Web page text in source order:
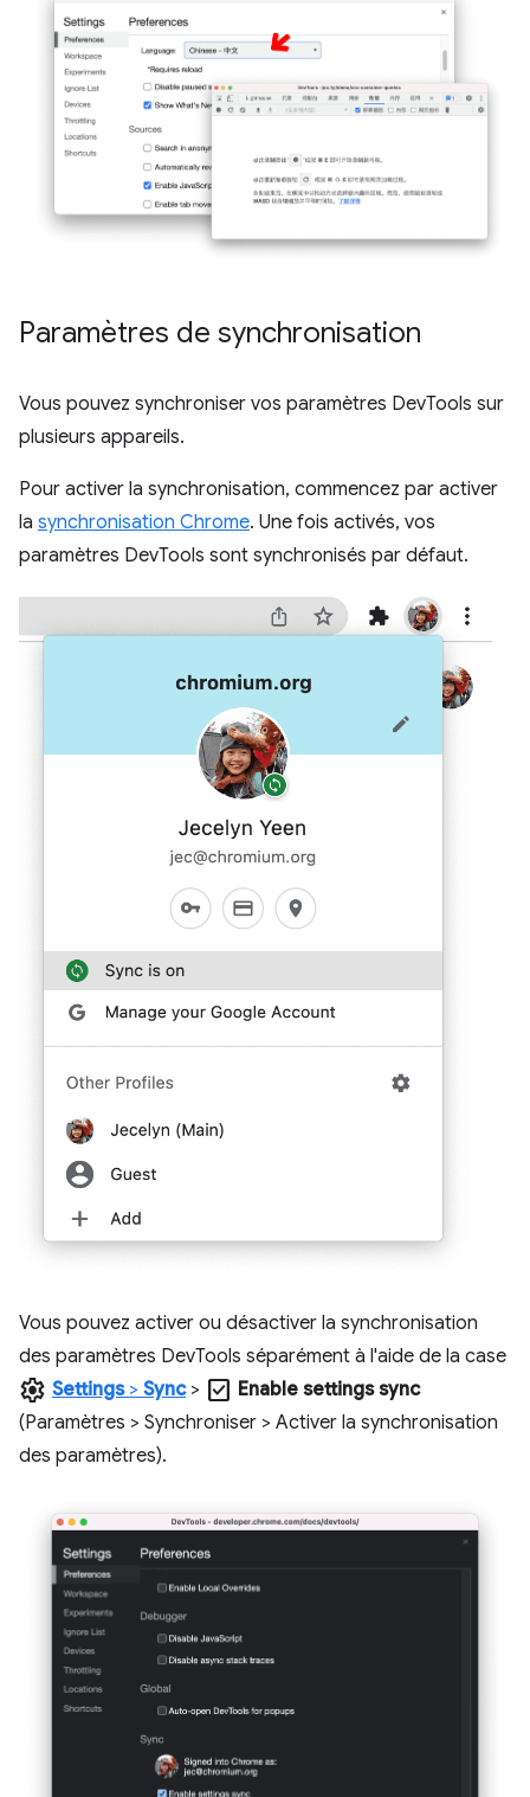
Paramètres de synchronisation
Vous pouvez synchroniser vos paramètres DevTools sur
plusieurs appareils.
Pour activer la synchronisation, commencez par activer
la synchronisation Chrome. Une fois activés, vos
paramètres DevTools sont synchronisés par défaut.
Vous pouvez activer ou désactiver la synchronisation
des paramètres DevTools séparément à l'aide de la case
settings Settings> Sync> check_box Enable settings sync
(Paramètres > Synchroniser > Activer la synchronisation
des paramètres).